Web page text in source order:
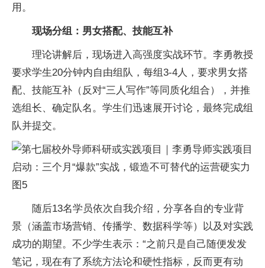
用。
现场分组：男女搭配、技能互补
理论讲解后，现场进入高强度实战环节。李勇教授
要求学生20分钟内自由组队，每组3-4人，要求男女搭
配、技能互补（反对“三人写作”等同质化组合），并推
选组长、确定队名。学生们迅速展开讨论，最终完成组
队并提交。
随后13名学员依次自我介绍，分享各自的专业背
景（涵盖市场营销、传播学、数据科学等）以及对实践
成功的期望。不少学生表示：“之前只是自己随便发发
笔记，现在有了系统方法论和硬性指标，反而更有动